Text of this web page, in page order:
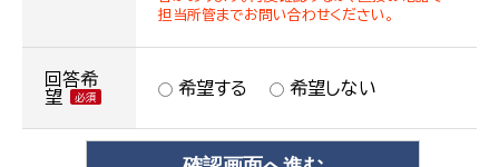
担当所管までお問い合わせください。
回答希
望
希望する 希望しない